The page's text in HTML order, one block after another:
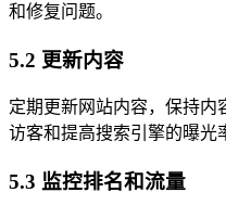
和修复问题。
5.2 更新内容
定期更新网站内容，保持内
访客和提高搜索引擎的曝光
5.3 监控排名和流量